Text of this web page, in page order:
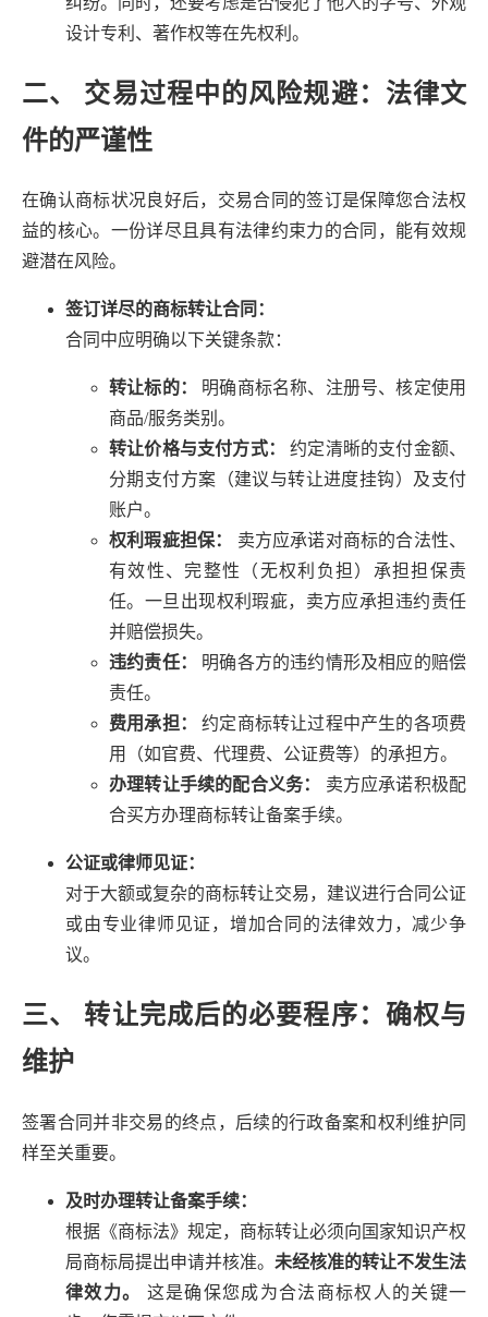
设计专利、著作权等在先权利。
二、 交易过程中的风险规避：法律文
件的严谨性
在确认商标状况良好后，交易合同的签订是保障您合法权
益的核心。一份详尽且具有法律约束力的合同，能有效规
避潜在风险。
签订详尽的商标转让合同：
合同中应明确以下关键条款：
转让标的：
明确商标名称、注册号、核定使用
商品/服务类别。
转让价格与支付方式：
约定清晰的支付金额、
分期支付方案（建议与转让进度挂钩）及支付
账户。
权利瑕疵担保：
卖方应承诺对商标的合法性、
有效性、完整性（无权利负担）承担担保责
任。一旦出现权利瑕疵，卖方应承担违约责任
并赔偿损失。
违约责任：
明确各方的违约情形及相应的赔偿
责任。
费用承担：
约定商标转让过程中产生的各项费
用（如官费、代理费、公证费等）的承担方。
办理转让手续的配合义务：
卖方应承诺积极配
合买方办理商标转让备案手续。
公证或律师见证：
对于大额或复杂的商标转让交易，建议进行合同公证
或由专业律师见证，增加合同的法律效力，减少争
议。
三、 转让完成后的必要程序：确权与
维护
签署合同并非交易的终点，后续的行政备案和权利维护同
样至关重要。
及时办理转让备案手续：
根据《商标法》规定，商标转让必须向国家知识产权
局商标局提出申请并核准。 未经核准的转让不发生法
律效力。
这是确保您成为合法商标权人的关键一